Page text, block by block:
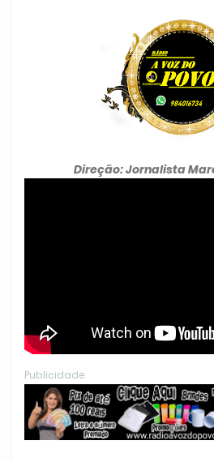
Direção: Jornalista
Publicidade